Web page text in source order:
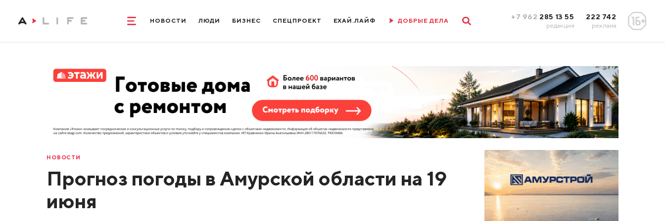
НОВОСТИ ЛЮДИ БИЗНЕС СПЕЦПРОЕКТ ЕХАЙ.ЛАЙФ ДОБРЫЕ ДЕЛА +7 962 285 13 55
редакция
222 742
реклама
НОВОСТИ
Прогноз погоды в Амурской области на 19
июня